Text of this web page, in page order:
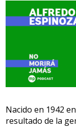
Nacido en 1942 en Valparaíso, Alfredo Espinoza es el
resultado de la